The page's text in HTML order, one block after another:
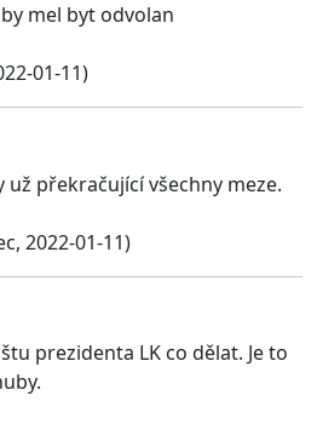
mel byt odvolan
01-11)
překračující všechny meze.
2022-01-11)
prezidenta LK co dělat. Je to